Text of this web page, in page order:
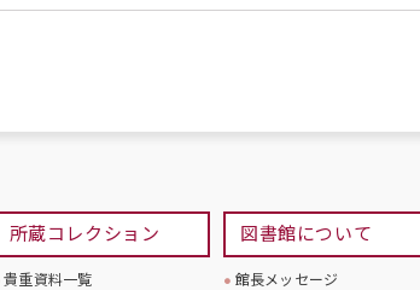
所蔵コレクション
貴重資料一覧
図書館について
館長メッセージ